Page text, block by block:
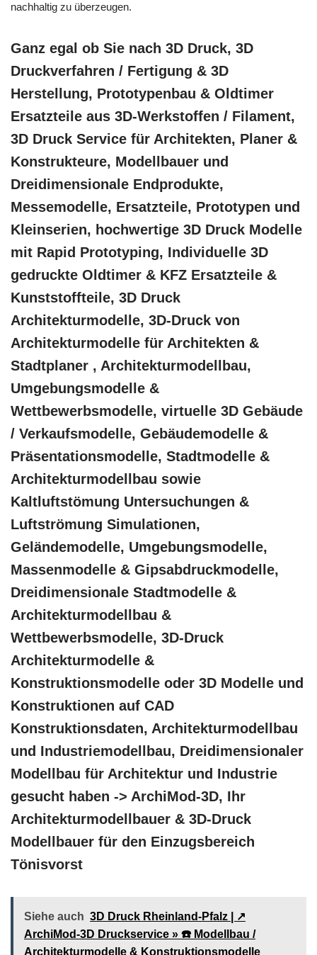
nachhaltig zu überzeugen.
Ganz egal ob Sie nach 3D Druck, 3D
Druckverfahren / Fertigung & 3D
Herstellung, Prototypenbau & Oldtimer
Ersatzteile aus 3D-Werkstoffen / Filament,
3D Druck Service für Architekten, Planer &
Konstrukteure, Modellbauer und
Dreidimensionale Endprodukte,
Messemodelle, Ersatzteile, Prototypen und
Kleinserien, hochwertige 3D Druck Modelle
mit Rapid Prototyping, Individuelle 3D
gedruckte Oldtimer & KFZ Ersatzteile &
Kunststoffteile, 3D Druck
Architekturmodelle, 3D-Druck von
Architekturmodelle für Architekten &
Stadtplaner , Architekturmodellbau,
Umgebungsmodelle &
Wettbewerbsmodelle, virtuelle 3D Gebäude
/ Verkaufsmodelle, Gebäudemodelle &
Präsentationsmodelle, Stadtmodelle &
Architekturmodellbau sowie
Kaltluftstömung Untersuchungen &
Luftströmung Simulationen,
Geländemodelle, Umgebungsmodelle,
Massenmodelle & Gipsabdruckmodelle,
Dreidimensionale Stadtmodelle &
Architekturmodellbau &
Wettbewerbsmodelle, 3D-Druck
Architekturmodelle &
Konstruktionsmodelle oder 3D Modelle und
Konstruktionen auf CAD
Konstruktionsdaten, Architekturmodellbau
und Industriemodellbau, Dreidimensionaler
Modellbau für Architektur und Industrie
gesucht haben -> ArchiMod-3D, Ihr
Architekturmodellbauer & 3D-Druck
Modellbauer für den Einzugsbereich
Tönisvorst
Siehe auch 3D Druck Rheinland-Pfalz | ↗️
ArchiMod-3D Druckservice » ☎️ Modellbau /
Architekturmodelle & Konstruktionsmodelle